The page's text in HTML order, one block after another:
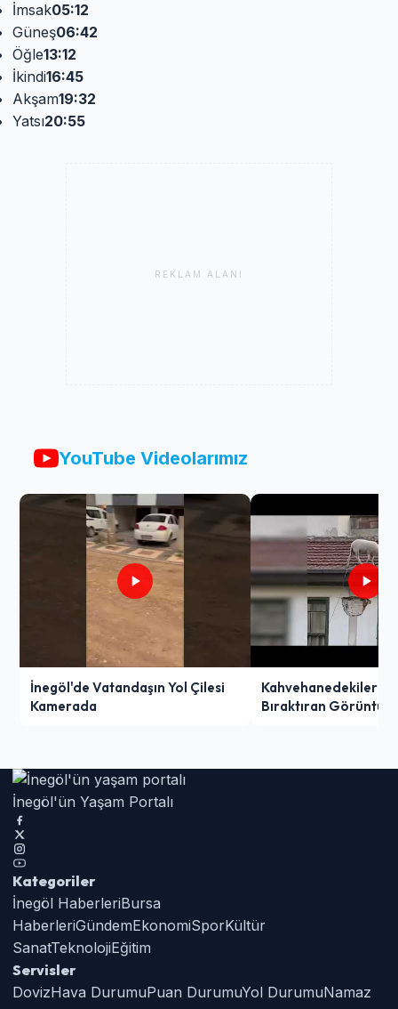
İmsak05:12
Güneş06:42
Öğle13:12
İkindi16:45
Akşam19:32
Yatsı20:55
REKLAM ALANI
YouTube Videolarımız
İnegöl'de Vatandaşın Yol Çilesi
Kamerada
Kahvehanedekiler
Bıraktıran Görüntü!
İnegöl'ün Yaşam Portalı
Kategoriler
İnegöl HaberleriBursa
HaberleriGündemEkonomiSporKültür
SanatTeknolojiEğitim
Servisler
DovizHava DurumuPuan DurumuYol DurumuNamaz